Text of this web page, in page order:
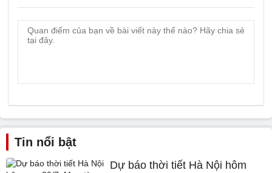
Tin nổi bật
Dự báo thời tiết Hà Nội hôm